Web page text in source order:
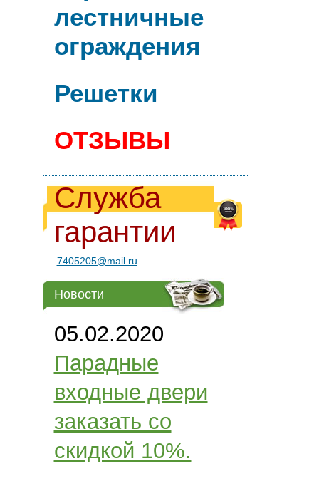
лестничные
ограждения
Решетки
ОТЗЫВЫ
Служба
гарантии
7405205@mail.ru
Новости
05.02.2020
Парадные
входные двери
заказать со
скидкой 10%.